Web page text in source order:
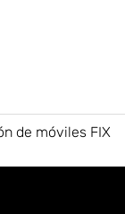
de móviles FIX